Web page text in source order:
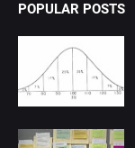
POPULAR POSTS